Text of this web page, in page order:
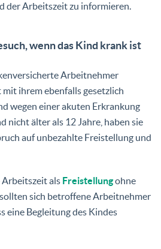
der Arbeitszeit zu informieren.
wenn das Kind krank ist
Arbeitnehmer
ihrem ebenfalls gesetzlich
wegen einer akuten Erkrankung
nicht älter als 12 Jahre, haben sie
auf unbezahlte Freistellung und
als Freistellungohne
sich betroffene Arbeitnehmer
eine Begleitung des Kindes